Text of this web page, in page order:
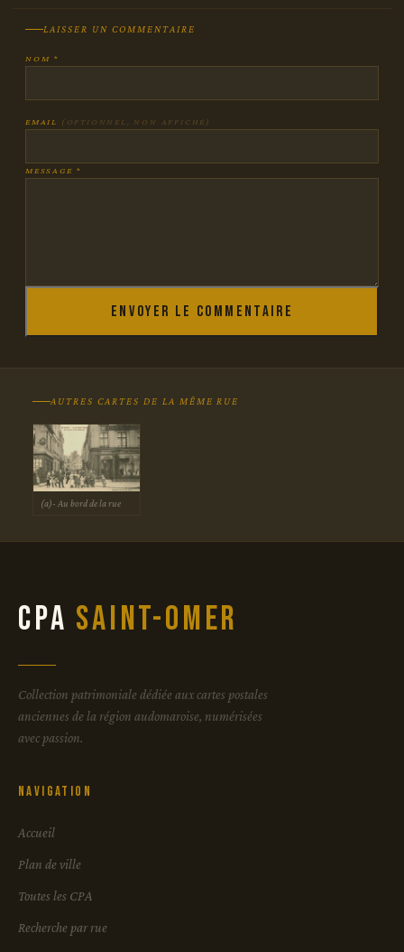
LAISSER UN COMMENTAIRE
NOM *
EMAIL (OPTIONNEL, NON AFFICHÉ)
MESSAGE *
Envoyer le commentaire
AUTRES CARTES DE LA MÊME RUE
(a)- Au bord de la rue
CPA Saint-Omer
Collection patrimoniale dédiée aux cartes postales
anciennes de la région audomaroise, numérisées
avec passion.
Navigation
Accueil
Plan de ville
Toutes les CPA
Recherche par rue